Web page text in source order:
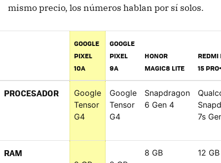
mismo precio, los números hablan por sí solos.
GOOGLE
PIXEL
10A
GOOGLE
PIXEL
9A
HONOR
MAGIC8 LITE
REDMI
15
PROCESADOR
Google
Tensor
G4
Google
Tensor
G4
Snapdragon
6 Gen 4
7s
RAM 8 GB 12 GB